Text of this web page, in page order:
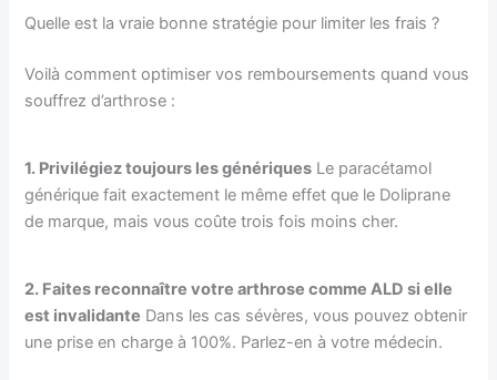
Quelle est la vraie bonne stratégie pour limiter les frais ?
Voilà comment optimiser vos remboursements quand vous
souffrez d’arthrose :
1. Privilégiez toujours les génériques Le paracétamol
générique fait exactement le même effet que le Doliprane
de marque, mais vous coûte trois fois moins cher.
2. Faites reconnaître votre arthrose comme ALD si elle
est invalidante Dans les cas sévères, vous pouvez obtenir
une prise en charge à 100%. Parlez-en à votre médecin.